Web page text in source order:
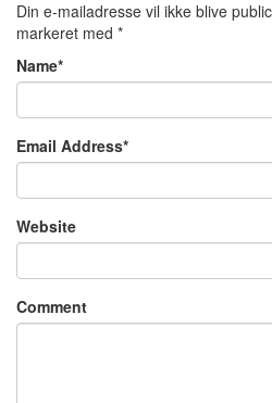
Din e-mailadresse vil ikke blive
markeret med *
Name*
Email Address*
Website
Comment